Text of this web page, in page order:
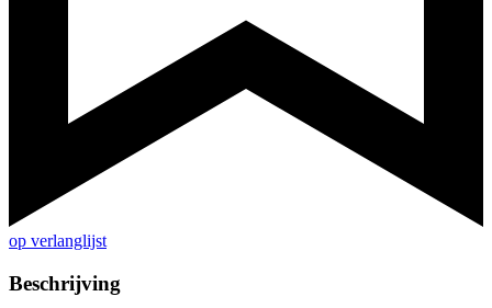
op verlanglijst
Beschrijving